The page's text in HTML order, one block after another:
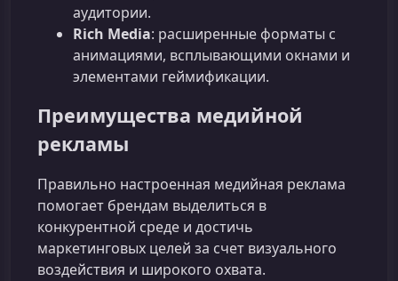
аудитории.
Rich Media: расширенные форматы с
анимациями, всплывающими окнами и
элементами геймификации.
Преимущества медийной
рекламы
Правильно настроенная медийная реклама
помогает брендам выделиться в
конкурентной среде и достичь
маркетинговых целей за счет визуального
воздействия и широкого охвата.